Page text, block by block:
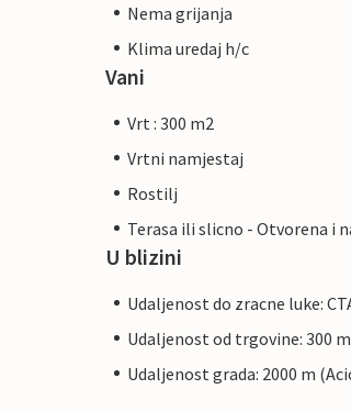
Nema grijanja
Klima uredaj h/c
Vani
Vrt : 300 m2
Vrtni namjestaj
Rostilj
Terasa ili slicno - Otvorena i
U blizini
Udaljenost do zracne luke:
Udaljenost od trgovine: 300 m
Udaljenost grada: 2000 m